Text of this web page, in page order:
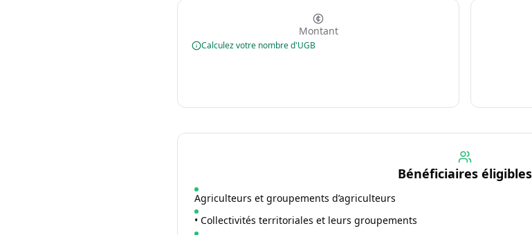
Montant
Calculez votre nombre d'UGB
Bénéficiaires éligibles
Agriculteurs et groupements d’agriculteurs
• Collectivités territoriales et leurs groupements